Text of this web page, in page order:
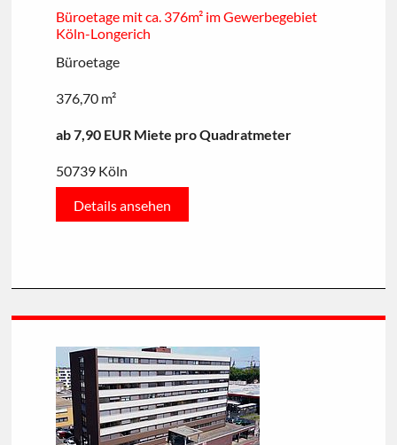
Büroetage mit ca. 376m² im Gewerbegebiet
Köln-Longerich
Büroetage
376,70 m²
ab 7,90 EUR Miete pro Quadratmeter
50739 Köln
Details ansehen